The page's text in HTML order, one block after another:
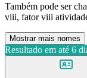
Também pode ser
viii, fator viii
Mostrar mais nomes
Resultado em até 6